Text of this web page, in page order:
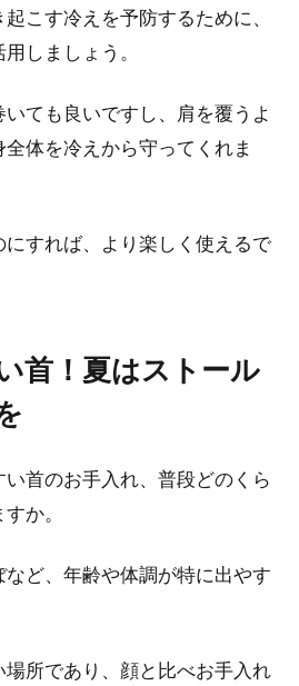
ダースジャケットはどのブラン
のアウターに活躍するアウターの1つに、
、デニムにハイヒールを合わせてコーディ
トを楽しむ女性は多いですよね。タイトな
低身長女性おしゃれ術
となんとなくおしゃれに見えない」という
こす冷えを予防するために、
しましょう。
ても良いですし、肩を覆うよ
体を冷えから守ってくれま
すれば、より楽しく使えるで
首！夏はストール
首のお手入れ、普段どのくら
か。
ど、年齢や体調が特に出やす
所であり、顔と比べお手入れ